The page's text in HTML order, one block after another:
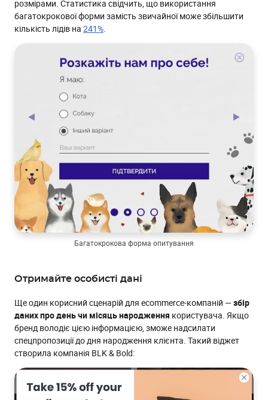
розмірами. Статистика свідчить, що використання
багатокрокової форми замість звичайної може збільшити
кількість лідів на 241%.
Багатокрокова форма опитування
Отримайте особисті дані
Ще один корисний сценарій для ecommerce-компаній —збір
даних про день чи місяць народження користувача. Якщо
бренд володіє цією інформацією, зможе надсилати
спецпропозиції до дня народження клієнта. Такий віджет
створила компанія BLK & Bold: